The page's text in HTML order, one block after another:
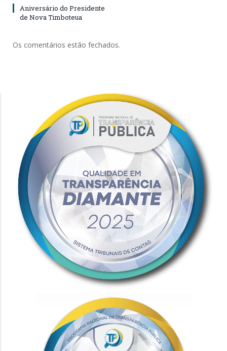
Aniversário do Presidente
de Nova Timboteua
Os comentários estão fechados.